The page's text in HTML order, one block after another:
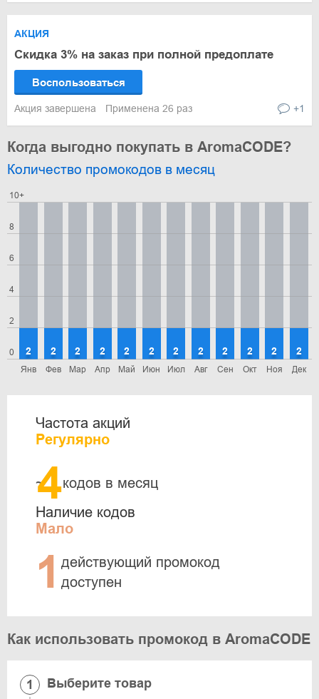
АКЦИЯ
Скидка 3% на заказ при полной предоплате
Воспользоваться
Акция завершена Применена 26 раз +1
Когда выгодно покупать в AromaCODE?
Количество промокодов в месяц
0
2
4
6
8
10+
Янв
2
Фев
2
Мар
2
Апр
2
Май
2
Июн
2
Июл
2
Авг
2
Сен
2
Окт
2
Ноя
2
Дек
2
Частота акций
Регулярно
~
4кодов в месяц
Наличие кодов
Мало
1 действующий промокод
доступен
Как использовать промокод в AromaCODE
Выберите товар